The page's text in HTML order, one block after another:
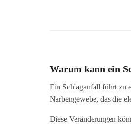
Warum kann ein
Ein Schlaganfall führt zu
Narbengewebe, das die
Diese Veränderungen